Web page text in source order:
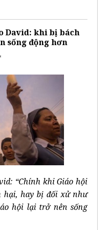
David: khi bị bách
sống động hơn
“Chính khi Giáo hội
hại, hay bị đối xử như
hội lại trở nên sống